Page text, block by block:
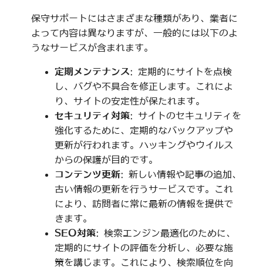
保守サポートにはさまざまな種類があり、業者に
よって内容は異なりますが、一般的には以下のよ
うなサービスが含まれます。
定期メンテナンス: 定期的にサイトを点検
し、バグや不具合を修正します。これによ
り、サイトの安定性が保たれます。
セキュリティ対策: サイトのセキュリティを
強化するために、定期的なバックアップや
更新が行われます。ハッキングやウイルス
からの保護が目的です。
コンテンツ更新: 新しい情報や記事の追加、
古い情報の更新を行うサービスです。これ
により、訪問者に常に最新の情報を提供で
きます。
SEO対策: 検索エンジン最適化のために、
定期的にサイトの評価を分析し、必要な施
策を講じます。これにより、検索順位を向